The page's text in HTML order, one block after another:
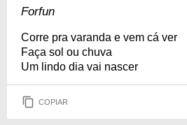
Forfun
Corre pra varanda e vem cá ver
Faça sol ou chuva
Um lindo dia vai nascer
COPIAR